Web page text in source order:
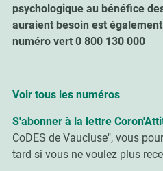
psychologique au bénéfice
auraient besoin est
numéro vert 0 800 130 000
Voir tous les numéros
S'abonner à la lettre
CoDES de Vaucluse", vous
tard si vous ne voulez plus